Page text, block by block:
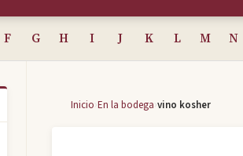
F G H I J K L M N
Inicio›En la bodega›vino kosher